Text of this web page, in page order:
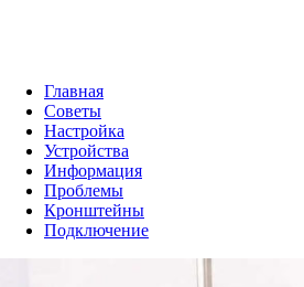
Главная
Советы
Настройка
Устройства
Информация
Проблемы
Кронштейны
Подключение